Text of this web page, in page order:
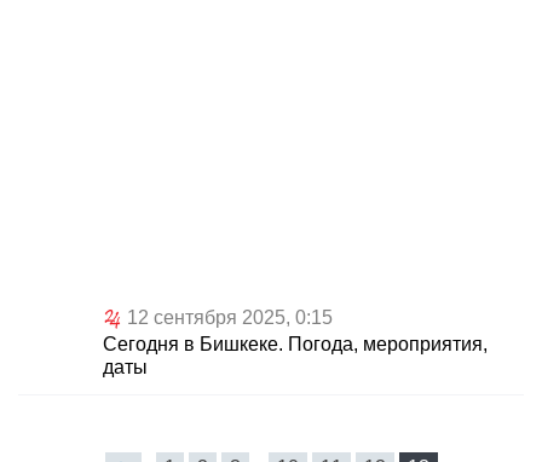
12 сентября 2025, 0:15
Сегодня в Бишкеке. Погода, мероприятия,
даты